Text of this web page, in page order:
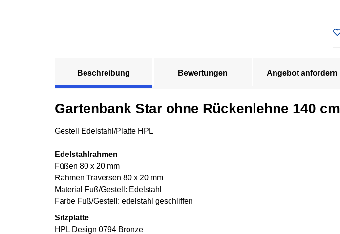
Beschreibung Bewertungen Angebot anfordern
Gartenbank Star ohne Rückenlehne 140 cm
Gestell Edelstahl/Platte HPL
Edelstahlrahmen
Füßen 80 x 20 mm
Rahmen Traversen 80 x 20 mm
Material Fuß/Gestell: Edelstahl
Farbe Fuß/Gestell: edelstahl geschliffen
Sitzplatte
HPL Design 0794 Bronze